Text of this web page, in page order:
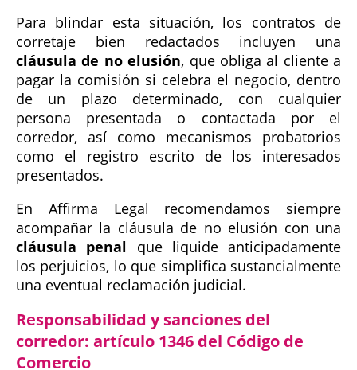
Para blindar esta situación, los contratos de
corretaje bien redactados incluyen una
cláusula de no elusión, que obliga al cliente a
pagar la comisión si celebra el negocio, dentro
de un plazo determinado, con cualquier
persona presentada o contactada por el
corredor, así como mecanismos probatorios
como el registro escrito de los interesados
presentados.
En Affirma Legal recomendamos siempre
acompañar la cláusula de no elusión con una
cláusula penal que liquide anticipadamente
los perjuicios, lo que simplifica sustancialmente
una eventual reclamación judicial.
Responsabilidad y sanciones del
corredor: artículo 1346 del Código de
Comercio